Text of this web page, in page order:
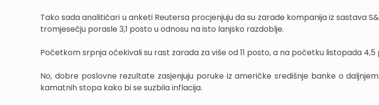
Tako sada analitičari u anketi Reutersa procjenjuju da su zarade kompanija iz sastava
tromjesečju porasle 3,1 posto u odnosu na isto lanjsko razdoblje.
Početkom srpnja očekivali su rast zarada za više od 11 posto, a na početku listopada 4,5
No, dobre poslovne rezultate zasjenjuju poruke iz američke središnje banke o
kamatnih stopa kako bi se suzbila inflacija.